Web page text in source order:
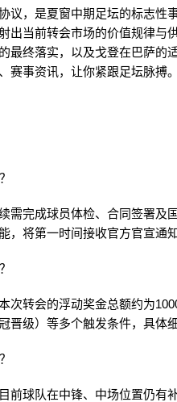
议，是夏窗中期足坛的标志性
出当前转会市场的价值规律与
最终落实，以及戈登在巴萨的
赛事资讯，让你紧跟足坛脉搏。
需完成球员体检、合同签署及
，将第一时间接收官方官宣通知
次转会的浮动奖金总额约为
晋级）等多个触发条件，具体
前球队在中锋、中场位置仍有